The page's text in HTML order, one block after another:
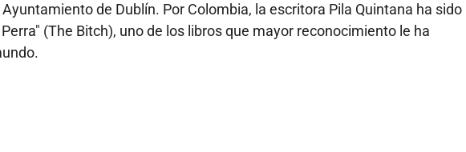
de Dublín. Por Colombia, la escritora Pila Quintana ha sido
(The Bitch), uno de los libros que mayor reconocimiento le ha